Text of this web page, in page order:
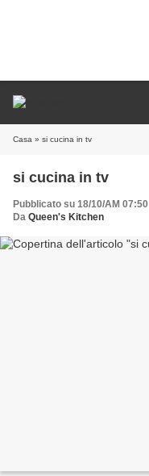
Casa » si cucina in tv
si cucina in tv
Pubblicato su 18/10/AM 07:50
Da Queen's Kitchen